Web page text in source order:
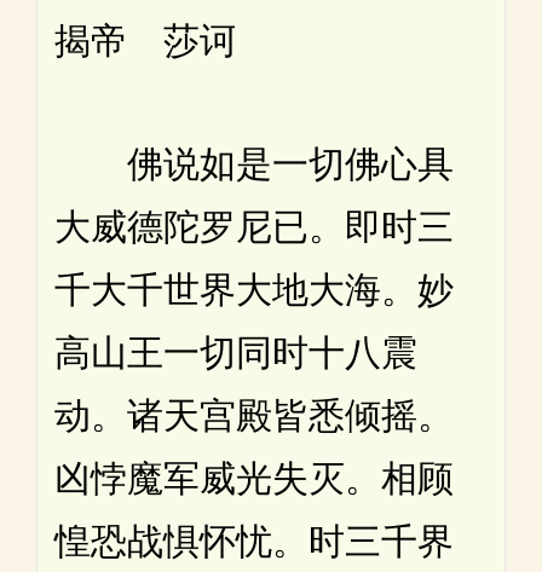
揭帝 莎诃
佛说如是一切佛心具
大威德陀罗尼已。即时三
千大千世界大地大海。妙
高山王一切同时十八震
动。诸天宫殿皆悉倾摇。
凶悖魔军威光失灭。相顾
惶恐战惧怀忧。时三千界